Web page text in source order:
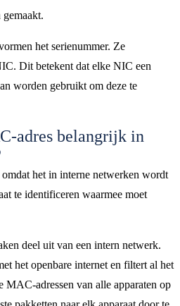
het serienummer. Ze
Dit betekent dat elke NIC een
worden gebruikt om deze te
adres belangrijk in
het in interne netwerken wordt
te identificeren waarmee moet
deel uit van een intern netwerk.
het openbare internet en filtert al het
MAC-adressen van alle apparaten op